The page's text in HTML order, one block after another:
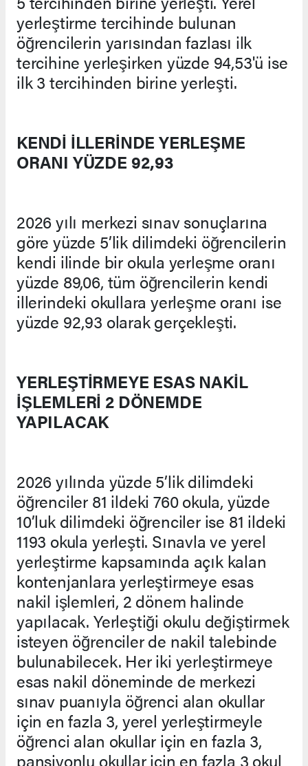
yerleştirme tercihinde bulunan
öğrencilerin yarısından fazlası ilk
tercihine yerleşirken yüzde 94,53'ü ise
ilk 3 tercihinden birine yerleşti.
KENDİ İLLERİNDE YERLEŞME
ORANI YÜZDE 92,93
2026 yılı merkezi sınav sonuçlarına
göre yüzde 5’lik dilimdeki öğrencilerin
kendi ilinde bir okula yerleşme oranı
yüzde 89,06, tüm öğrencilerin kendi
illerindeki okullara yerleşme oranı ise
yüzde 92,93 olarak gerçekleşti.
YERLEŞTİRMEYE ESAS NAKİL
İŞLEMLERİ 2 DÖNEMDE
YAPILACAK
2026 yılında yüzde 5’lik dilimdeki
öğrenciler 81 ildeki 760 okula, yüzde
10’luk dilimdeki öğrenciler ise 81 ildeki
1193 okula yerleşti. Sınavla ve yerel
yerleştirme kapsamında açık kalan
kontenjanlara yerleştirmeye esas
nakil işlemleri, 2 dönem halinde
yapılacak. Yerleştiği okulu değiştirmek
isteyen öğrenciler de nakil talebinde
bulunabilecek. Her iki yerleştirmeye
esas nakil döneminde de merkezi
sınav puanıyla öğrenci alan okullar
için en fazla 3, yerel yerleştirmeyle
öğrenci alan okullar için en fazla 3,
pansiyonlu okullar için en fazla 3 okul